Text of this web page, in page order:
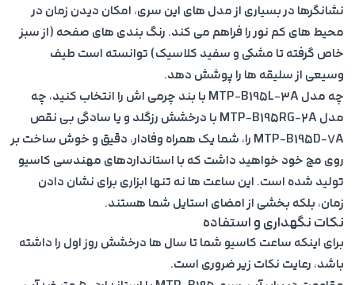
نشانگرها در بسیاری از مدل های این سری، امکان دیدن زمان در
محیط های کم نور را فراهم می کند. رنگ بندی های صفحه (از سبز
خاص گرفته تا مشکی و سفید کلاسیک) توانسته است طیف
وسیعی از سلیقه ها را پوشش دهد.
چه مدل MTP-B195L-3A با بند چرمی اش را انتخاب کنید، چه
مدل MTP-B195RG-2A با درخشش رزگلد و یا سادگی بی نقص
MTP-B195D-7A را، شما یک همراه وفادار، دقیق و خوش ساخت بر
روی مچ خود خواهید داشت که با استانداردهای مهندسی کاسیو
تولید شده است. این ساعت ها نه تنها ابزاری برای نشان دادن
زمان، بلکه بخشی از امضای استایل شما هستند.
نکات نگهداری و استفاده
براى اينكه ساعت كاسيو شما تا سال ها درخشش روز اول را داشته
باشد، رعايت نكات زير ضرورى است.